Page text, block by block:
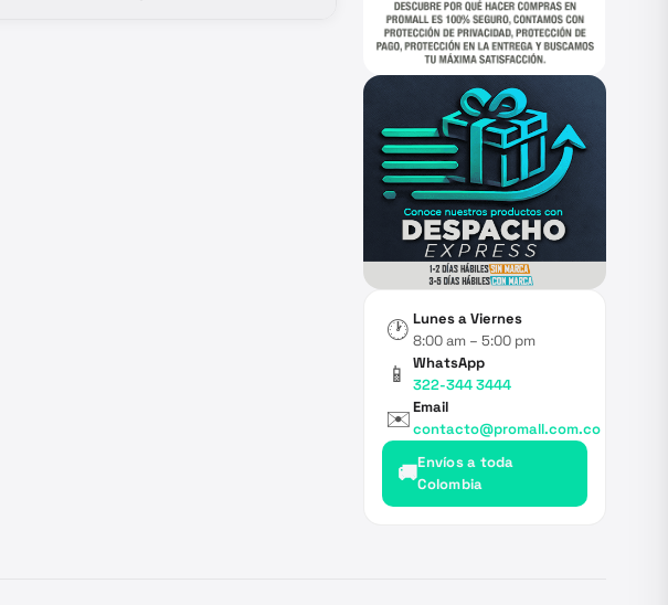
🕐 Lunes a Viernes
8:00 am – 5:00 pm
📱
WhatsApp
322-344 3444
✉️Email
contacto@promall.com.co
🚚Envíos a toda
Colombia